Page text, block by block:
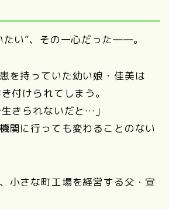
たい”、その一心だった――。
を持っていた幼い娘・佳美は
付けられてしまう。
きられないだと…」
関に行っても変わることのない
小さな町工場を経営する父・宣